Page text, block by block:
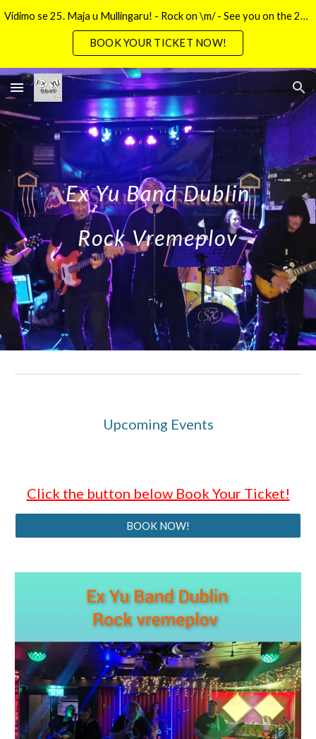
Skip to main content Skip to navigation
Vidimo se 25. Maja u Mullingaru! - Rock on \m/ - See you on the 25th May in Mullingar!
BOOK YOUR TICKET NOW!
Ex Yu Band Dublin
Rock Vremeplov
Upcoming Events
Click the button below Book Your Ticket!
BOOK NOW!